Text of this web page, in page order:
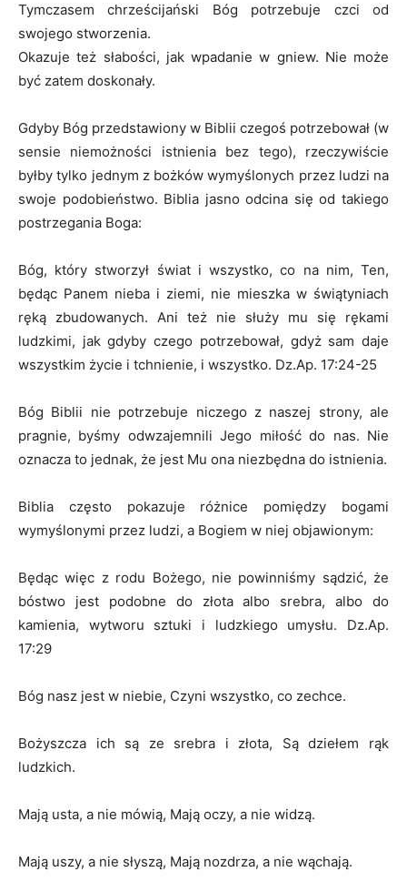
Tymczasem chrześcijański Bóg potrzebuje czci od
swojego stworzenia.
Okazuje też słabości, jak wpadanie w gniew. Nie może
być zatem doskonały.
Gdyby Bóg przedstawiony w Biblii czegoś potrzebował (w
sensie niemożności istnienia bez tego), rzeczywiście
byłby tylko jednym z bożków wymyślonych przez ludzi na
swoje podobieństwo. Biblia jasno odcina się od takiego
postrzegania Boga:
Bóg, który stworzył świat i wszystko, co na nim, Ten,
będąc Panem nieba i ziemi, nie mieszka w świątyniach
ręką zbudowanych. Ani też nie służy mu się rękami
ludzkimi, jak gdyby czego potrzebował, gdyż sam daje
wszystkim życie i tchnienie, i wszystko. Dz.Ap. 17:24-25
Bóg Biblii nie potrzebuje niczego z naszej strony, ale
pragnie, byśmy odwzajemnili Jego miłość do nas. Nie
oznacza to jednak, że jest Mu ona niezbędna do istnienia.
Biblia często pokazuje różnice pomiędzy bogami
wymyślonymi przez ludzi, a Bogiem w niej objawionym:
Będąc więc z rodu Bożego, nie powinniśmy sądzić, że
bóstwo jest podobne do złota albo srebra, albo do
kamienia, wytworu sztuki i ludzkiego umysłu. Dz.Ap.
17:29
Bóg nasz jest w niebie, Czyni wszystko, co zechce.
Bożyszcza ich są ze srebra i złota, Są dziełem rąk
ludzkich.
Mają usta, a nie mówią, Mają oczy, a nie widzą.
Mają uszy, a nie słyszą, Mają nozdrza, a nie wąchają.